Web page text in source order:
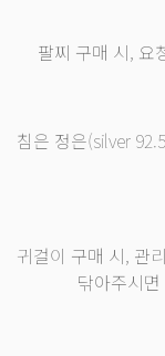
팔찌 구매 시, 요
침은 정은(silver
귀걸이 구매 시, 관
닦아주시